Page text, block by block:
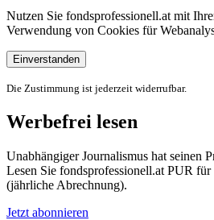
Nutzen Sie fondsprofessionell.at mit
Verwendung von Cookies für
Einverstanden
Die Zustimmung ist jederzeit widerrufbar.
Werbefrei lesen
Unabhängiger Journalismus hat seinen
Lesen Sie fondsprofessionell.at PUR
(jährliche Abrechnung).
Jetzt abonnieren